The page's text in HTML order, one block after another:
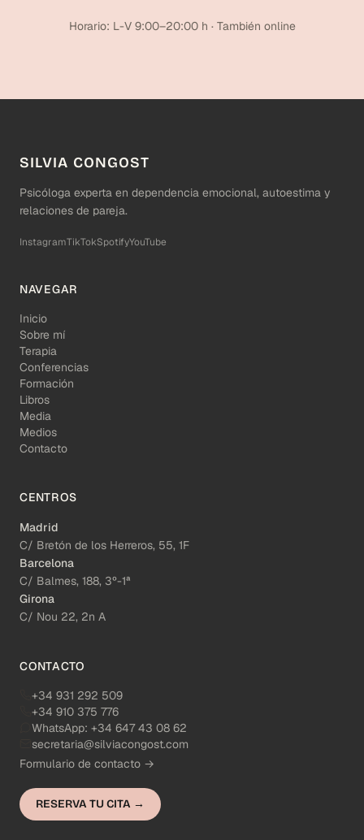
Horario: L-V 9:00–20:00 h · También online
SILVIA CONGOST
Psicóloga experta en dependencia emocional, autoestima y
relaciones de pareja.
InstagramTikTokSpotifyYouTube
NAVEGAR
Inicio
Sobre mí
Terapia
Conferencias
Formación
Libros
Media
Medios
Contacto
CENTROS
Madrid
C/ Bretón de los Herreros, 55, 1F
Barcelona
C/ Balmes, 188, 3º-1ª
Girona
C/ Nou 22, 2n A
CONTACTO
+34 931 292 509
+34 910 375 776
WhatsApp: +34 647 43 08 62
secretaria@silviacongost.com
Formulario de contacto →
RESERVA TU CITA →